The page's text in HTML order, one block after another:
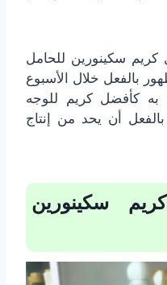
كريم سكينورين للحامل
بالفعل خلال الأسبوع
به كأفضل كريم للوجه
أن يحد من إنتاج
سكينورين